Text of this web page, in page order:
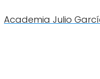
Academia Julio